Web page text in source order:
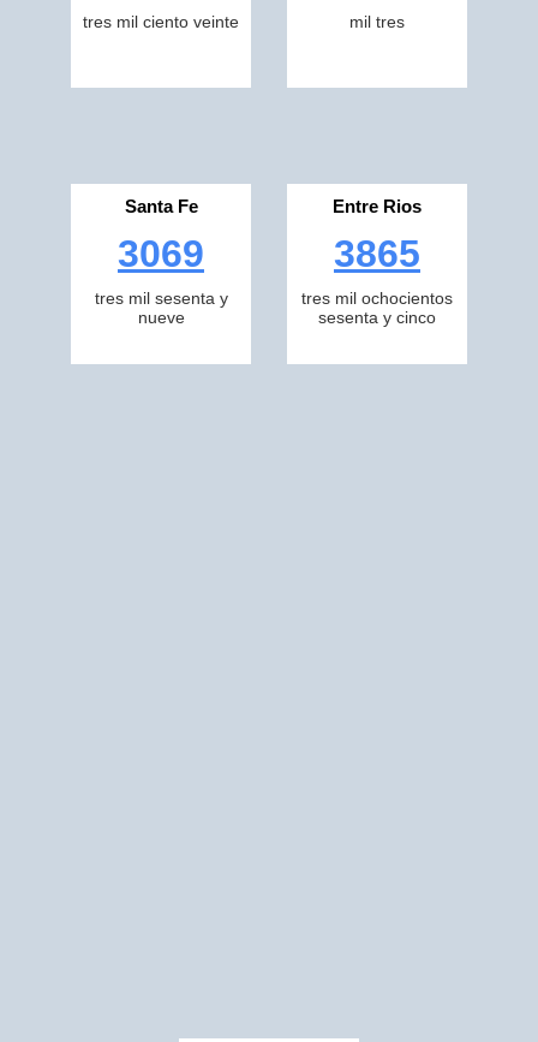
tres mil ciento veinte mil tres
Santa Fe
3069
tres mil sesenta y
nueve
Entre Rios
3865
tres mil ochocientos
sesenta y cinco